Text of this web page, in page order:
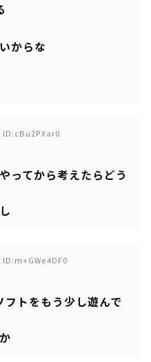
からな
ってから考えたらどう
フトをもう少し遊んで